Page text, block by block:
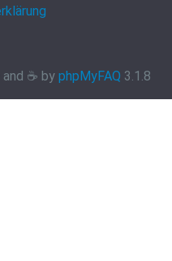
☕️ by phpMyFAQ 3.1.8